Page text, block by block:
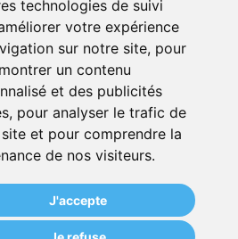
technologies de suivi
votre expérience
sur notre site, pour
un contenu
et des publicités
pour analyser le trafic de
et pour comprendre la
de nos visiteurs.
J'accepte
Livraison
Retrait à la pharmacie
Livraison chez vous
Livraison dans un Point Relais